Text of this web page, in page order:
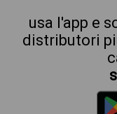
usa l'app e
distributori